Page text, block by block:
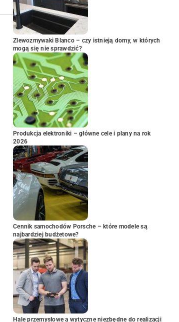
Zlewozmywaki Blanco – czy istnieją domy, w których
mogą się nie sprawdzić?
Produkcja elektroniki – główne cele i plany na rok
2026
Cennik samochodów Porsche – które modele są
najbardziej budżetowe?
Hale przemysłowe a wytyczne niezbędne do realizacji